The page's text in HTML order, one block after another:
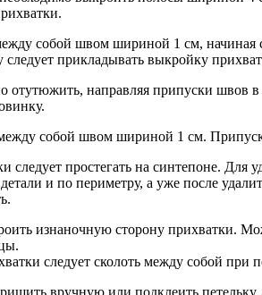
собой швом шириной 1 см, начиная
прикладывать выкройку
отутюжить, направляя припуски швов
собой швом шириной 1 см.
следует простегать на синтепоне.
и по периметру, а уже после
изнаночную сторону прихватки.
следует сколоть между собой при
вручную или подклеить